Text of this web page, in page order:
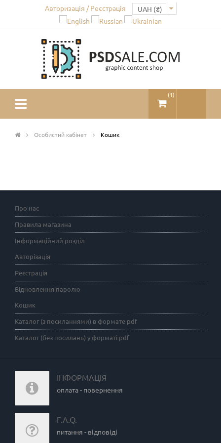
Авторизація / Реєстрація
(1)
Особистий кабінет Кошик
Про нас
Правила магазина
Інформаційний розділ
Авторізація
Реєстрація
Відновлення паролю
Кошик
Каталог (з посиланнями) в формате pdf
Каталог (без посилань) у форматі pdf
ІНФОРМАЦІЯ
оплата - повернення
F.A.Q.
питання - відповіді